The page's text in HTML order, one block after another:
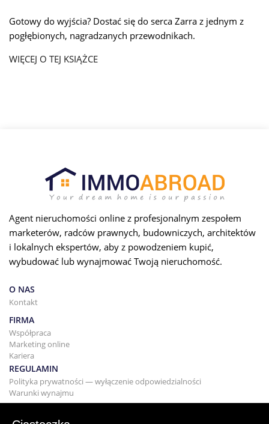
Gotowy do wyjścia? Dostać się do serca Zarra z jednym z
pogłębionych, nagradzanych przewodnikach.
WIĘCEJ O TEJ KSIĄŻCE
Agent nieruchomości online z profesjonalnym zespołem
marketerów, radców prawnych, budowniczych, architektów
i lokalnych ekspertów, aby z powodzeniem kupić,
wybudować lub wynajmować Twoją nieruchomość.
O NAS
Kontakt
FIRMA
Współpraca
Marketing online
Kariera
REGULAMIN
Polityka prywatności — wyłączenie odpowiedzialności
Warunki wynajmu
BUDYNEK
Projektowanie